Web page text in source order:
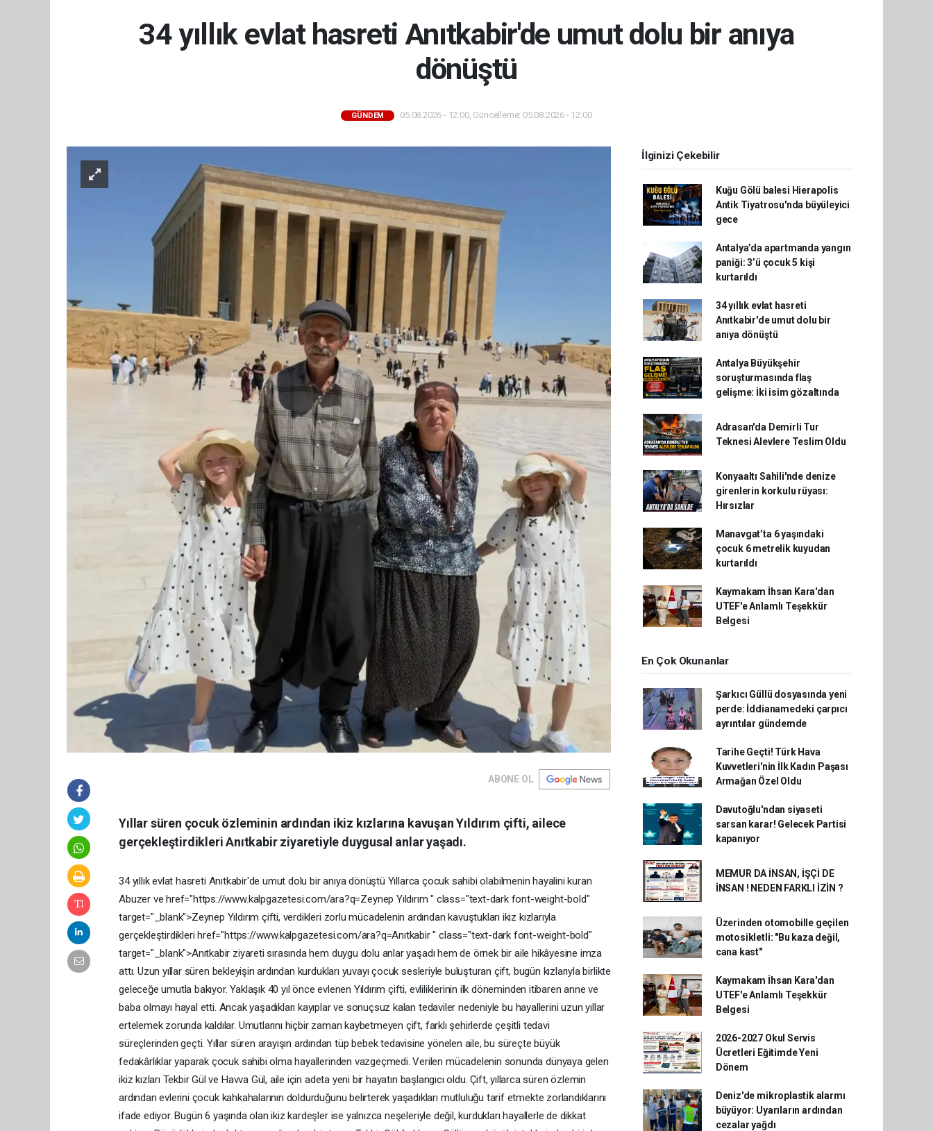
34 yıllık evlat hasreti Anıtkabir'de umut dolu bir anıya
dönüştü
GÜNDEM 05.08.2026 - 12:00, Güncelleme: 05.08.2026 - 12:00
ABONE OL
Yıllar süren çocuk özleminin ardından ikiz kızlarına kavuşan Yıldırım çifti, ailece
gerçekleştirdikleri Anıtkabir ziyaretiyle duygusal anlar yaşadı.
34yıllıkevlathasreti Anıtkabir'deumutdolubiranıyadönüştü Yıllarca çocuk sahibiolabilmeninhayalinikuran
Abuzer vehref="https://www.kalpgazetesi.com/ara?q=Zeynep Yıldırım" class="text-dark font-weight-bold"
target="_blank">Zeynep Yıldırım çifti, verdikleri zorlumücadeleninardındankavuştukları ikiz kızlarıyla
gerçekleştirdiklerihref="https://www.kalpgazetesi.com/ara?q=Anıtkabir"class="text-dark font-weight-bold"
target="_blank">Anıtkabir ziyaretisırasındahem duygu dolu anlaryaşadıhemde örnek bir aile hikâyesine imza
attı. Uzun yıllar süren bekleyişinardından kurdukları yuvayıçocuksesleriyle buluşturan çift, bugün kızlarıylabirlikte
geleceğeumutlabakıyor.Yaklaşık 40yılönceevlenen Yıldırımçifti, evliliklerinin ilkdöneminden itibarenanneve
babaolmayı hayal etti. Ancakyaşadıklarıkayıplarve sonuçsuzkalan tedavilernedeniylebu hayalleriniuzunyıllar
ertelemek zorunda kaldılar. Umutlarını hiçbir zamankaybetmeyen çift, farklışehirlerdeçeşitli tedavi
süreçlerindengeçti.Yıllar süren arayışın ardındantüpbebektedavisineyönelen aile,bu süreçtebüyük
fedakârlıklaryaparak çocuk sahibiolmahayallerinden vazgeçmedi.Verilen mücadelenin sonundadünyaya gelen
ikizkızları TekbirGülve Havva Gül, aile için adeta yeni birhayatın başlangıcıoldu.Çift,yıllarcasürenözlemin
ardındanevlerini çocuk kahkahalarının doldurduğunubelirterekyaşadıkları mutluluğu tarif etmekte zorlandıklarını
ifade ediyor.Bugün6 yaşındaolanikizkardeşler ise yalnızcaneşeleriyle değil,kurduklarıhayallerlede dikkat
İlginizi Çekebilir
Kuğu Gölü balesi Hierapolis
Antik Tiyatrosu'nda büyüleyici
gece
Antalya’da apartmanda yangın
paniği: 3’ü çocuk 5 kişi
kurtarıldı
34 yıllık evlat hasreti
Anıtkabir'de umut dolu bir
anıya dönüştü
Antalya Büyükşehir
soruşturmasında flaş
gelişme: İki isim gözaltında
Adrasan'da Demirli Tur
Teknesi Alevlere Teslim Oldu
Konyaaltı Sahili'nde denize
girenlerin korkulu rüyası:
Hırsızlar
Manavgat’ta 6 yaşındaki
çocuk 6 metrelik kuyudan
kurtarıldı
Kaymakam İhsan Kara'dan
UTEF'e Anlamlı Teşekkür
Belgesi
En Çok Okunanlar
Şarkıcı Güllü dosyasında yeni
perde: İddianamedeki çarpıcı
ayrıntılar gündemde
Tarihe Geçti! Türk Hava
Kuvvetleri'nin İlk Kadın Paşası
Armağan Özel Oldu
Davutoğlu'ndan siyaseti
sarsan karar! Gelecek Partisi
kapanıyor
MEMUR DA İNSAN, İŞÇİ DE
İNSAN ! NEDEN FARKLI İZİN ?
Üzerinden otomobille geçilen
motosikletli: "Bu kaza değil,
cana kast"
Kaymakam İhsan Kara'dan
UTEF'e Anlamlı Teşekkür
Belgesi
2026-2027 Okul Servis
Ücretleri Eğitimde Yeni
Dönem
Deniz'de mikroplastik alarmı
büyüyor: Uyarıların ardından
cezalar yağdı